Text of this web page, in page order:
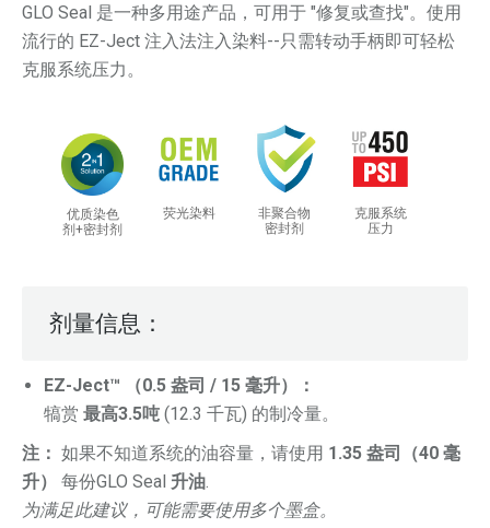
GLO Seal 是一种多用途产品，可用于 "修复或查找"。使用
流行的 EZ-Ject 注入法注入染料--只需转动手柄即可轻松
克服系统压力。
优质染色
剂+密封剂
荧光染料
非聚合物
密封剂
克服系统
压力
剂量信息：
EZ-Ject™ （0.5 盎司 / 15 毫升）：
犒赏 最高3.5吨 (12.3 千瓦) 的制冷量。
注： 如果不知道系统的油容量，请使用 1.35 盎司（40 毫
升）
每份GLO Seal 升油
为满足此建议，可能需要使用多个墨盒。